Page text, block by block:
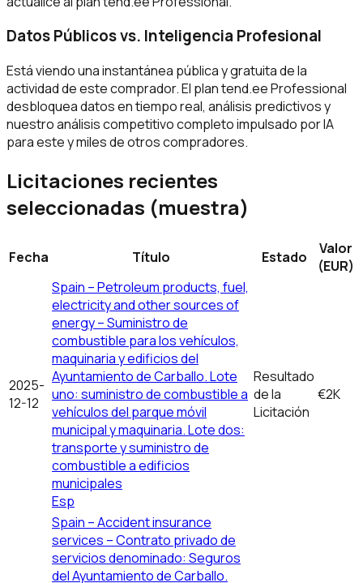
Datos Públicos vs. Inteligencia Profesional
Está viendo una instantánea pública y gratuita de la
actividad de este comprador. El plan tend.ee Professional
desbloquea datos en tiempo real, análisis predictivos y
nuestro análisis competitivo completo impulsado por IA
para este y miles de otros compradores.
Licitaciones recientes
seleccionadas (muestra)
Fecha Título Estado
Valor
(EUR)
2025-
12-12
Spain – Petroleum products, fuel,
electricity and other sources of
energy – Suministro de
combustible para los vehículos,
maquinaria y edificios del
Ayuntamiento de Carballo. Lote
uno: suministro de combustible a
vehículos del parque móvil
municipal y maquinaria. Lote dos:
transporte y suministro de
combustible a edificios
municipales
Esp
Resultado
de la
Licitación
€2K
Spain – Accident insurance
services – Contrato privado de
servicios denominado: Seguros
del Ayuntamiento de Carballo.